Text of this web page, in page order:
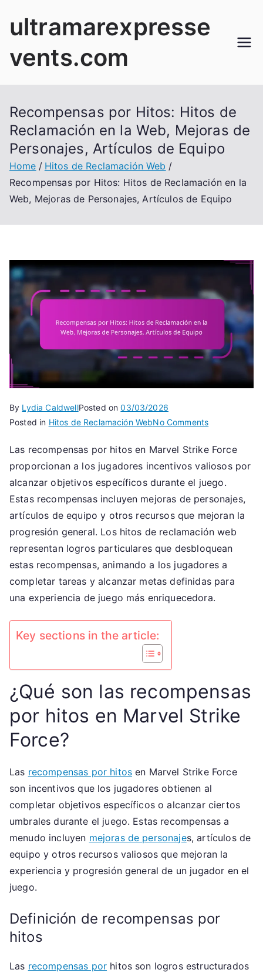
ultramarexpresse
vents.com
Recompensas por Hitos: Hitos de
Reclamación en la Web, Mejoras de
Personajes, Artículos de Equipo
Home
Hitos de Reclamación Web
Recompensas por Hitos: Hitos de Reclamación en la
Web, Mejoras de Personajes, Artículos de Equipo
By Lydia CaldwellPosted on03/03/2026
Posted in Hitos de Reclamación WebNo Commentson
por
Hitos:
Hitos
de
Reclamación
en
Web,
Mejoras
de
Personajes,
Las recompensas por hitos en Marvel Strike Force
proporcionan a los jugadores incentivos valiosos por
alcanzar objetivos específicos durante el juego.
Estas recompensas incluyen mejoras de personajes,
artículos de equipo y otros recursos que mejoran la
progresión general. Los hitos de reclamación web
representan logros particulares que desbloquean
estas recompensas, animando a los jugadores a
completar tareas y alcanzar metas definidas para
una experiencia de juego más enriquecedora.
Key sections in the article:
¿Qué son las recompensas
por hitos en Marvel Strike
Force?
Las recompensas por hitos en Marvel Strike Force
son incentivos que los jugadores obtienen al
completar objetivos específicos o alcanzar ciertos
umbrales durante el juego. Estas recompensas a
menudo incluyen mejoras de personajes, artículos de
equipo y otros recursos valiosos que mejoran la
experiencia y progresión general de un jugador en el
juego.
Definición de recompensas por
hitos
Las recompensas por hitos son logros estructurados